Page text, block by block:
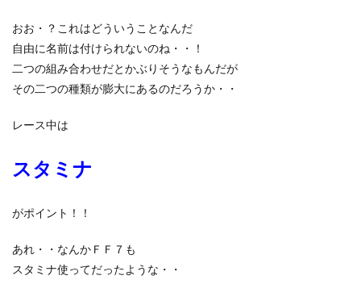
おお・？これはどういうことなんだ
自由に名前は付けられないのね・・！
二つの組み合わせだとかぶりそうなもんだが
その二つの種類が膨大にあるのだろうか・・
レース中は
スタミナ
がポイント！！
あれ・・なんかＦＦ７も
スタミナ使ってだったような・・